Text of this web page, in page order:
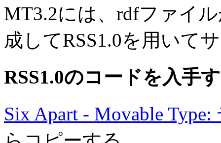
MT3.2には、rdfファイ
成してRSS1.0を用いて
RSS1.0のコードを入手
Six Apart - Movable